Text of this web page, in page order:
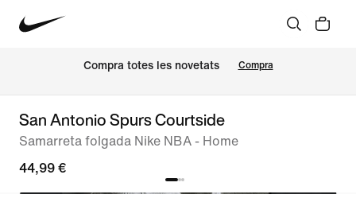
Compra totes les novetats Compra
San Antonio Spurs Courtside
Samarreta folgada Nike NBA - Home
44,99 €